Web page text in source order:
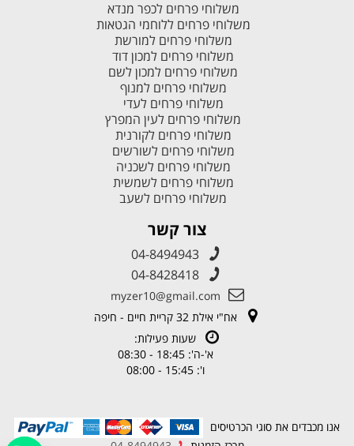
משלוחי פרחים לכפר מנדא
משלוחי פרחים ללוחמי הגטאות
משלוחי פרחים למורשת
משלוחי פרחים למכון דוד
משלוחי פרחים למכון לשם
משלוחי פרחים למנוף
משלוחי פרחים לעדי
משלוחי פרחים לעין המפרץ
משלוחי פרחים לקורנית
משלוחי פרחים לשורשים
משלוחי פרחים לשכניה
משלוחי פרחים לשמשית
משלוחי פרחים לשעב
צור קשר
04-8494943
04-8428418
myzer10@gmail.com
אח"י אילת 32 קריית חיים - חיפה
שעות פעילות:
א'-ה': 18:45 - 08:30
ו': 15:45 - 08:00
אנו מכבדים את סוגי הכרטיסים